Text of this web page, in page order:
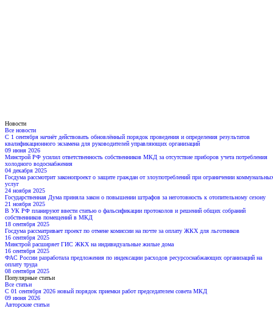
Новости
Все новости
С 1 сентября начнёт действовать обновлённый порядок проведения и определения результатов
квалификационного экзамена для руководителей управляющих организаций
09 июня 2026
Минстрой РФ усилил ответственность собственников МКД за отсутствие приборов учета потребления
холодного водоснабжения
04 декабря 2025
Госдума рассмотрит законопроект о защите граждан от злоупотреблений при ограничении
услуг
24 ноября 2025
Государственная Дума приняла закон о повышении штрафов за неготовность к отопительному сезону
21 ноября 2025
В УК РФ планируют ввести статью о фальсификации протоколов и решений общих собраний
собственников помещений в МКД
18 сентября 2025
Госдума рассматривает проект по отмене комиссии на почте за оплату ЖКХ для льготников
16 сентября 2025
Минстрой расширяет ГИС ЖКХ на индивидуальные жилые дома
16 сентября 2025
ФАС России разработала предложения по индексации расходов ресурсоснабжающих организаций на
оплату труда
08 сентября 2025
Популярные статьи
Все статьи
С 01 сентября 2026 новый порядок приемки работ председателем совета МКД
09 июня 2026
Авторские статьи